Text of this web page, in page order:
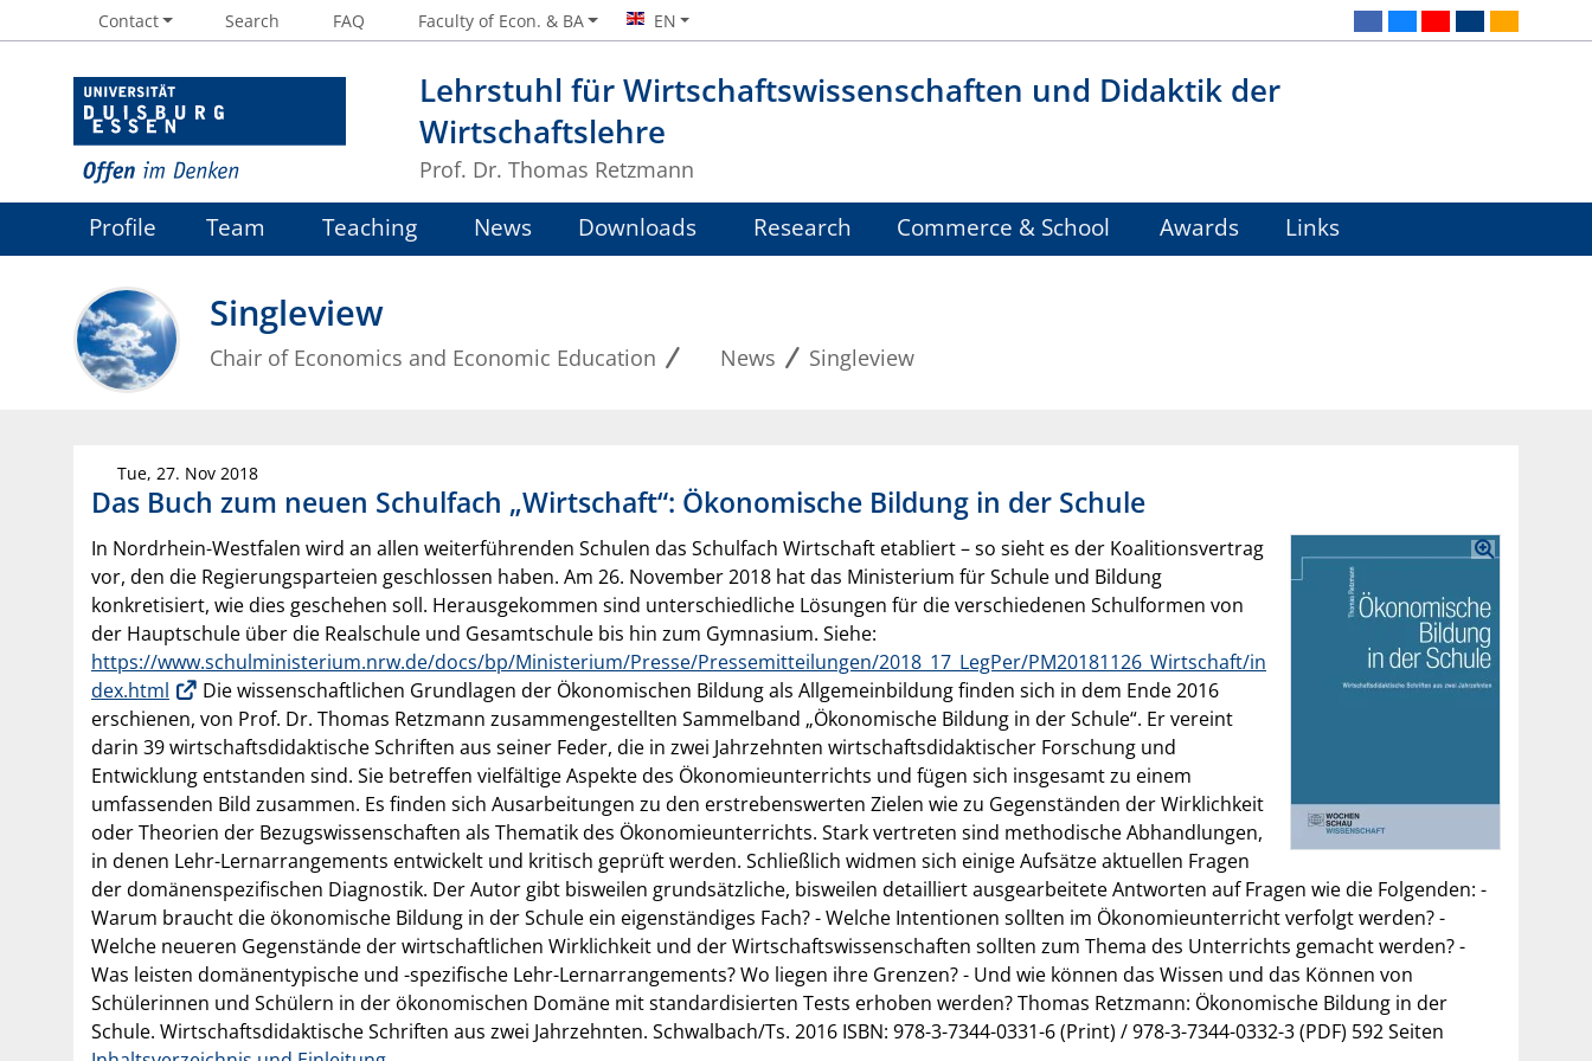
Lehrstuhl für Wirtschaftswissenschaften und Didaktik der
Wirtschaftslehre
Prof. Dr. Thomas Retzmann
Contact Search FAQ Faculty of Econ. & BA EN
Profile Team Teaching News Downloads Research Commerce & School Awards Links
Singleview
Chair of Economics and Economic Education News Singleview
Tue, 27. Nov 2018
Das Buch zum neuen Schulfach „Wirtschaft“: Ökonomische Bildung in der Schule
In Nordrhein-Westfalen wird an allen weiterführenden Schulen das Schulfach Wirtschaft etabliert – so sieht es der Koalitionsvertrag
vor, den die Regierungsparteien geschlossen haben. Am 26. November 2018 hat das Ministerium für Schule und Bildung
konkretisiert, wie dies geschehen soll. Herausgekommen sind unterschiedliche Lösungen für die verschiedenen Schulformen von
der Hauptschule über die Realschule und Gesamtschule bis hin zum Gymnasium. Siehe:
https://www.schulministerium.nrw.de/docs/bp/Ministerium/Presse/Pressemitteilungen/2018_17_LegPer/PM20181126_Wirtschaft/in
dex.html
Die wissenschaftlichen Grundlagen der Ökonomischen Bildung als Allgemeinbildung finden sich in dem Ende 2016
erschienen, von Prof. Dr. Thomas Retzmann zusammengestellten Sammelband „Ökonomische Bildung in der Schule“. Er vereint
darin 39 wirtschaftsdidaktische Schriften aus seiner Feder, die in zwei Jahrzehnten wirtschaftsdidaktischer Forschung und
Entwicklung entstanden sind. Sie betreffen vielfältige Aspekte des Ökonomieunterrichts und fügen sich insgesamt zu einem
umfassenden Bild zusammen. Es finden sich Ausarbeitungen zu den erstrebenswerten Zielen wie zu Gegenständen der Wirklichkeit
oder Theorien der Bezugswissenschaften als Thematik des Ökonomieunterrichts. Stark vertreten sind methodische Abhandlungen,
in denen Lehr-Lernarrangements entwickelt und kritisch geprüft werden. Schließlich widmen sich einige Aufsätze aktuellen Fragen
der domänenspezifischen Diagnostik. Der Autor gibt bisweilen grundsätzliche, bisweilen detailliert ausgearbeitete Antworten auf Fragen wie die Folgenden: -
Warum braucht die ökonomische Bildung in der Schule ein eigenständiges Fach? - Welche Intentionen sollten im Ökonomieunterricht verfolgt werden? -
Welche neueren Gegenstände der wirtschaftlichen Wirklichkeit und der Wirtschaftswissenschaften sollten zum Thema des Unterrichts gemacht werden? -
Was leisten domänentypische und -spezifische Lehr-Lernarrangements? Wo liegen ihre Grenzen? - Und wie können das Wissen und das Können von
Schülerinnen und Schülern in der ökonomischen Domäne mit standardisierten Tests erhoben werden? Thomas Retzmann: Ökonomische Bildung in der
Schule. Wirtschaftsdidaktische Schriften aus zwei Jahrzehnten. Schwalbach/Ts. 2016 ISBN: 978-3-7344-0331-6 (Print) / 978-3-7344-0332-3 (PDF) 592 Seiten